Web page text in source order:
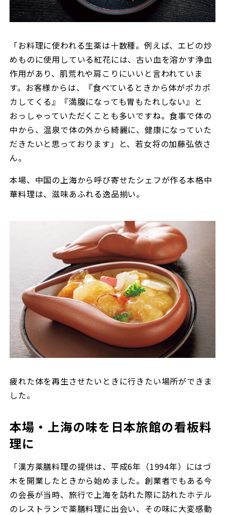
「お料理に使われる生薬は十数種。例えば、エビの炒
めものに使用している紅花には、古い血を溶かす浄血
作用があり、肌荒れや肩こりにいいと言われていま
す。お客様からは、『食べているときから体がポカポ
カしてくる』『満腹になっても胃もたれしない』と
おっしゃっていただくことも多いですね。食事で体の
中から、温泉で体の外から綺麗に、健康になっていた
だきたいと思っております」と、若女将の加藤弘依さ
ん。
本場、中国の上海から呼び寄せたシェフが作る本格中
華料理は、滋味あふれる逸品揃い。
疲れた体を再生させたいときに行きたい場所ができま
した。
本場・上海の味を日本旅館の看板料
理に
「漢方薬膳料理の提供は、平成6年（1994年）にはづ
木を開業したときから始めました。創業者でもある今
の会長が当時、旅行で上海を訪れた際に訪れたホテル
のレストランで薬膳料理に出会い、その味に大変感動